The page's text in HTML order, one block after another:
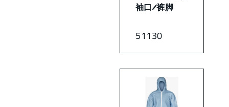
51130
袖口/裤脚